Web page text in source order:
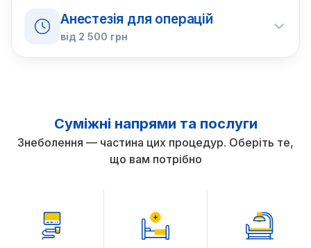
Анестезія для операцій
від 2 500 грн
Суміжні напрями та послуги
Знеболення — частина цих процедур. Оберіть те,
що вам потрібно